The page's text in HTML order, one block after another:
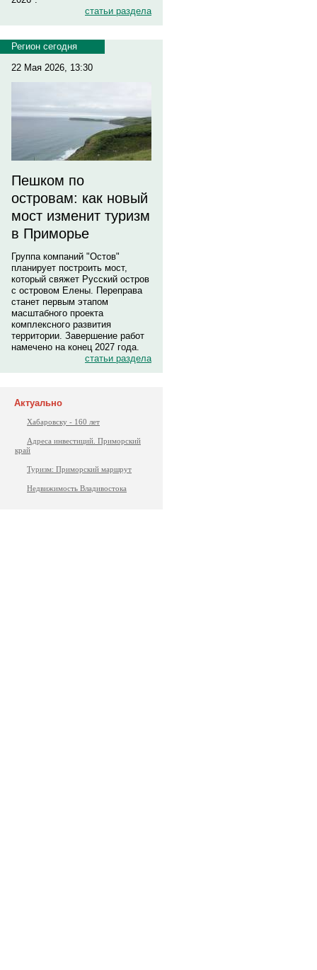
статьи раздела
Регион сегодня
22 Мая 2026, 13:30
Пешком по
островам: как новый
мост изменит туризм
в Приморье
Группа компаний "Остов"
планирует построить мост,
который свяжет Русский остров
с островом Елены. Переправа
станет первым этапом
масштабного проекта
комплексного развития
территории. Завершение работ
намечено на конец 2027 года.
статьи раздела
Актуально
Хабаровску - 160 лет
Адреса инвестиций. Приморский
край
Туризм: Приморский маршрут
Недвижимость Владивостока